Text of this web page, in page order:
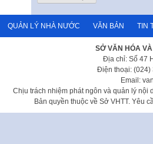
QUẢN LÝ NHÀ NƯỚC VĂN BẢN TIN
SỞ VĂN HÓA
Địa chỉ: Số 47
Điện thoại: (024)
Email:
Chịu trách nhiệm phát ngôn và quản lý nội
Bản quyền thuộc về Sở VHTT. Yêu